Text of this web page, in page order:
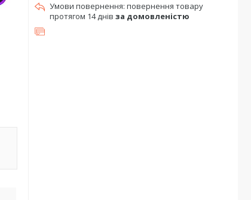
повернення товару
протягом 14 днів за домовленістю